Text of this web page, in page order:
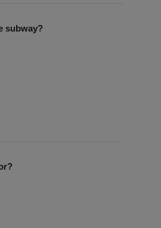
subway?